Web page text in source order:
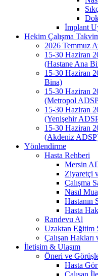
İmplant
Hekim Çalışma
2026 Temmuz
15-30 Haziran
(Hastane Ana
15-30 Haziran
Bina)
15-30 Haziran
(Metropol
15-30 Haziran
(Yenişehir
15-30 Haziran
(Akdeniz
Yönlendirme
Hasta Rehberi
Mersin
Ziyaretçi
Çalışma
Nasıl
Hastanın
Hasta
Randevu Al
Uzaktan Eğitim
Çalışan
İletişim & Ulaşım
Öneri ve
Hasta
Çalışan